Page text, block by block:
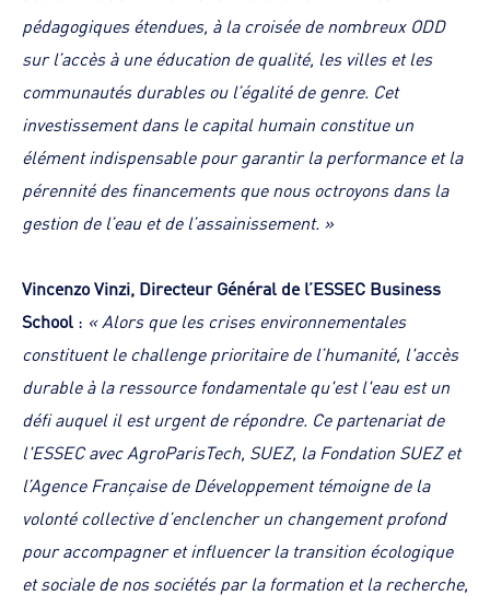
pédagogiques étendues, à la croisée de nombreux ODD
sur l’accès à une éducation de qualité, les villes et les
communautés durables ou l’égalité de genre. Cet
investissement dans le capital humain constitue un
élément indispensable pour garantir la performance et la
pérennité des financements que nous octroyons dans la
gestion de l’eau et de l’assainissement. »
Vincenzo Vinzi, Directeur Général de l’ESSEC Business
School : « Alors que les crises environnementales
constituent le challenge prioritaire de l’humanité, l'accès
durable à la ressource fondamentale qu'est l'eau est un
défi auquel il est urgent de répondre. Ce partenariat de
l'ESSEC avec AgroParisTech, SUEZ, la Fondation SUEZ et
l’Agence Française de Développement témoigne de la
volonté collective d’enclencher un changement profond
pour accompagner et influencer la transition écologique
et sociale de nos sociétés par la formation et la recherche,